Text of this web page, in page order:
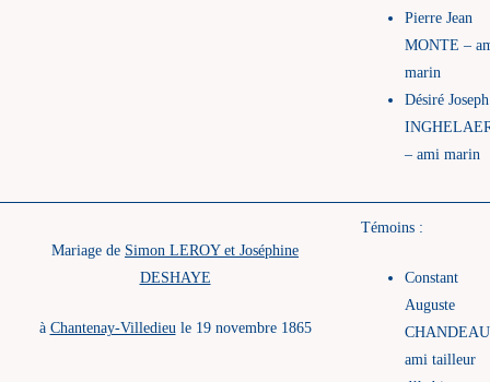
Pierre Jean
MONTE –
marin
Désiré Joseph
– ami marin
Mariage de Simon LEROY et Joséphine
DESHAYE
à Chantenay-Villedieule 19 novembre 1865
Témoins :
Constant
Auguste
ami tailleur